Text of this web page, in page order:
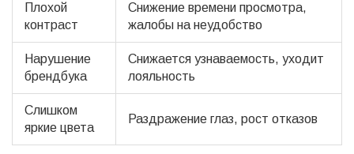
Плохой
контраст
Снижение времени просмотра,
жалобы на неудобство
Нарушение
брендбука
Снижается узнаваемость, уходит
лояльность
Слишком
яркие цвета
Раздражение глаз, рост отказов